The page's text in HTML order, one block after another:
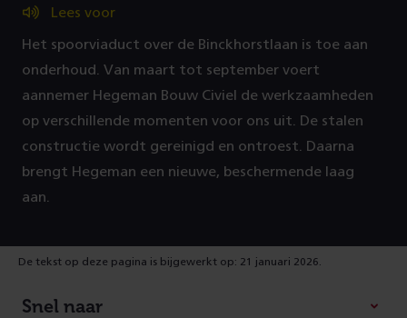
Lees voor
Het spoorviaduct over de Binckhorstlaan is toe aan
onderhoud. Van maart tot september voert
aannemer Hegeman Bouw Civiel de werkzaamheden
op verschillende momenten voor ons uit. De stalen
constructie wordt gereinigd en ontroest. Daarna
brengt Hegeman een nieuwe, beschermende laag
aan.
De tekst op deze pagina is bijgewerkt op: 21 januari 2026.
Snel naar